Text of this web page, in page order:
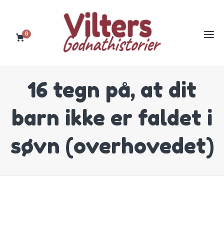
0
16 tegn på, at dit
barn ikke er faldet i
søvn (overhovedet)